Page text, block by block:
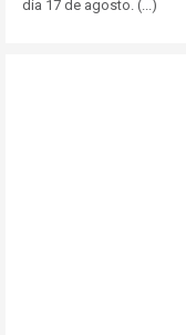
dia 17 de agosto. (...)